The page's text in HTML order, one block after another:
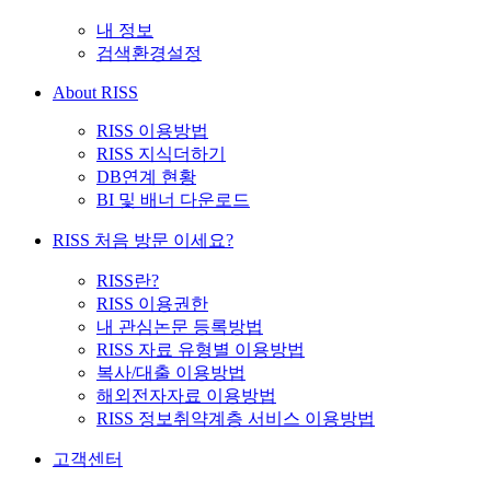
내 정보
검색환경설정
About RISS
RISS 이용방법
RISS 지식더하기
DB연계 현황
BI 및 배너 다운로드
RISS 처음 방문 이세요?
RISS란?
RISS 이용권한
내 관심논문 등록방법
RISS 자료 유형별 이용방법
복사/대출 이용방법
해외전자자료 이용방법
RISS 정보취약계층 서비스 이용방법
고객센터